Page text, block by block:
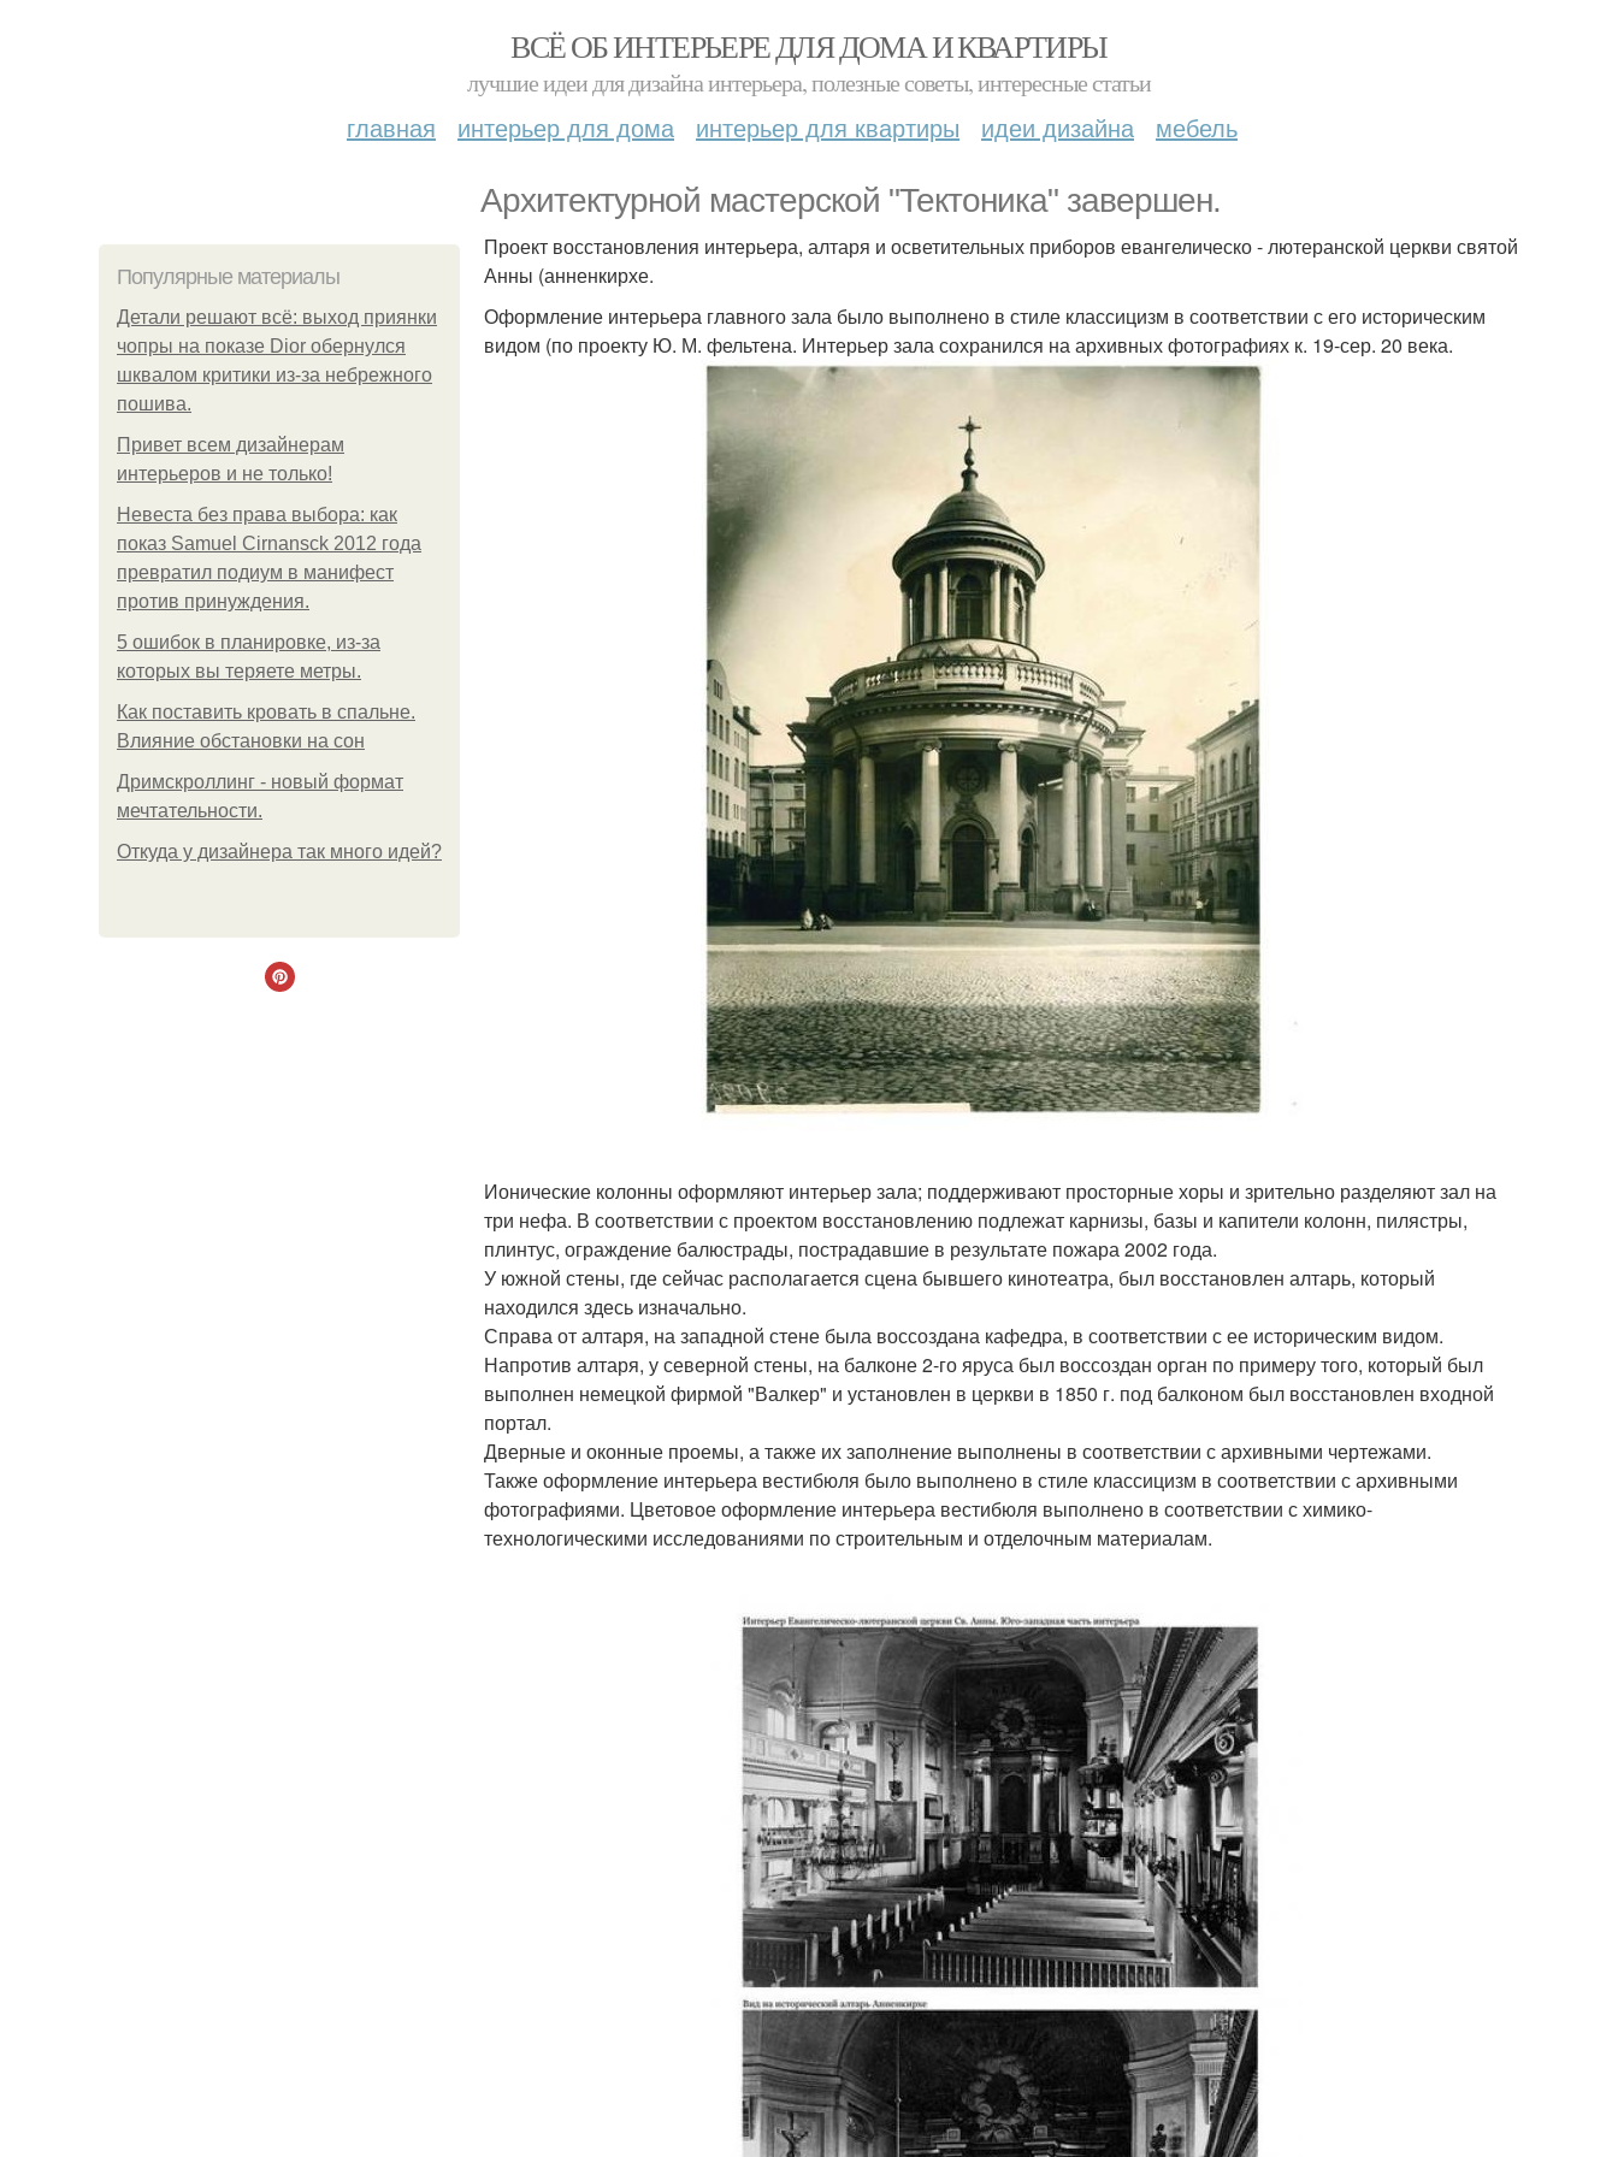
ВСЁ ОБ ИНТЕРЬЕРЕ ДЛЯ ДОМА И КВАРТИРЫ
лучшие идеи для дизайна интерьера, полезные советы, интересные статьи
главная интерьер для дома интерьер для квартиры идеи дизайна мебель
Архитектурной мастерской "Тектоника" завершен.
Популярные материалы
Детали решают всё: выход приянки
чопры на показе Dior обернулся
шквалом критики из-за небрежного
пошива.
Привет всем дизайнерам
интерьеров и не только!
Невеста без права выбора: как
показ Samuel Cirnansck 2012 года
превратил подиум в манифест
против принуждения.
5 ошибок в планировке, из-за
которых вы теряете метры.
Как поставить кровать в спальне.
Влияние обстановки на сон
Дримскроллинг - новый формат
мечтательности.
Откуда у дизайнера так много идей?
Проект восстановления интерьера, алтаря и осветительных приборов евангелическо - лютеранской церкви святой
Анны (анненкирхе.
Оформление интерьера главного зала было выполнено в стиле классицизм в соответствии с его историческим
видом (по проекту Ю. М. фельтена. Интерьер зала сохранился на архивных фотографиях к. 19-сер. 20 века.
Ионические колонны оформляют интерьер зала; поддерживают просторные хоры и зрительно разделяют зал на
три нефа. В соответствии с проектом восстановлению подлежат карнизы, базы и капители колонн, пилястры,
плинтус, ограждение балюстрады, пострадавшие в результате пожара 2002 года.
У южной стены, где сейчас располагается сцена бывшего кинотеатра, был восстановлен алтарь, который
находился здесь изначально.
Справа от алтаря, на западной стене была воссоздана кафедра, в соответствии с ее историческим видом.
Напротив алтаря, у северной стены, на балконе 2-го яруса был воссоздан орган по примеру того, который был
выполнен немецкой фирмой "Валкер" и установлен в церкви в 1850 г. под балконом был восстановлен входной
портал.
Дверные и оконные проемы, а также их заполнение выполнены в соответствии с архивными чертежами.
Также оформление интерьера вестибюля было выполнено в стиле классицизм в соответствии с архивными
фотографиями. Цветовое оформление интерьера вестибюля выполнено в соответствии с химико-
технологическими исследованиями по строительным и отделочным материалам.